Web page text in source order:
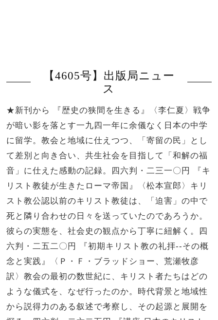
【4605号】出版局ニュー
ス
★新刊から 『歴史の狭間を生きる』〈李仁夏〉戦争
が暗い影を落とす一九四一年に余儀なく日本の中学
に留学。教会と地域に仕えつつ、「寄留の民」とし
て差別と向き合い、共生社会を目指して「和解の福
音」に仕えた感動の記録。四六判・二三一〇円 『キ
リスト教徒が生きたローマ帝国』〈松本宣郎〉キリ
スト教公認以前のキリスト教徒は、「迫害」の中で
死と隣り合わせの日々を送っていたのであろうか。
彼らの実態を、社会史の観点から丁寧に紐解く。四
六判・二五二〇円 『初期キリスト教の礼拝--その概
念と実践』〈Ｐ・Ｆ・ブラッドショー、荒瀬牧彦
訳〉教会の最初の数世紀に、キリスト者たちはどの
ような儀式を、なぜ行ったのか。時代背景と地域性
から説得力のある叙述で考察し、その起源と展開を